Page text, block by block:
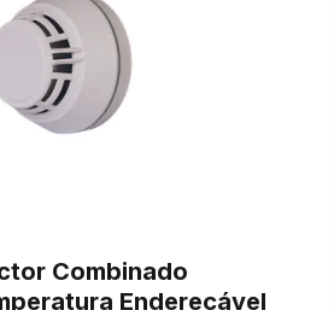
Combinado
Endereçável